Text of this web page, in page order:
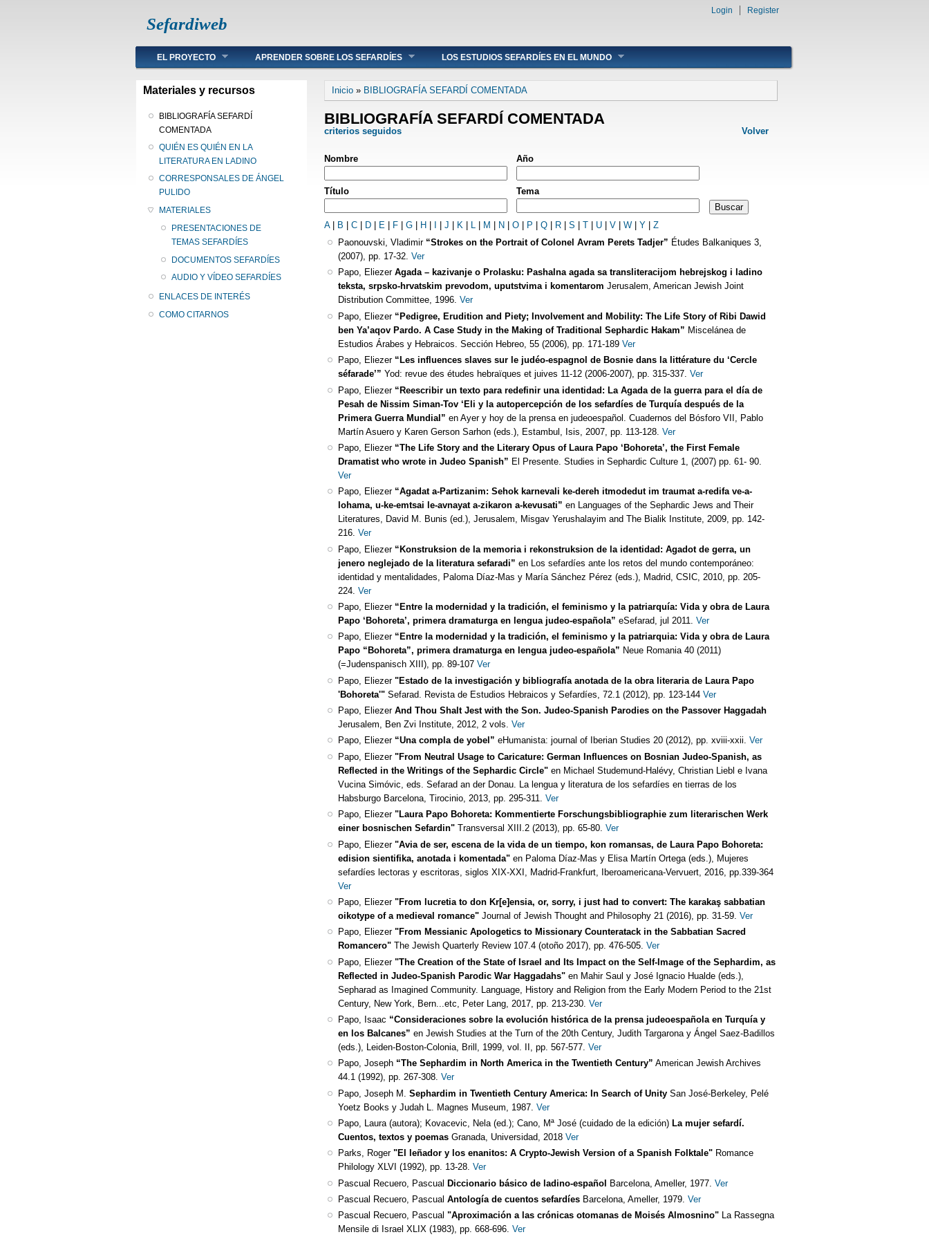
Sefardiweb
Login Register
Main menu
EL PROYECTO APRENDER SOBRE LOS SEFARDÍES LOS ESTUDIOS SEFARDÍES EN EL MUNDO
Materiales y recursos
BIBLIOGRAFÍA SEFARDÍ
COMENTADA
QUIÉN ES QUIÉN EN LA
LITERATURA EN LADINO
CORRESPONSALES DE ÁNGEL
PULIDO
MATERIALES
PRESENTACIONES DE
TEMAS SEFARDÍES
DOCUMENTOS SEFARDÍES
AUDIO Y VÍDEO SEFARDÍES
ENLACES DE INTERÉS
COMO CITARNOS
Se encuentra usted aquí
Inicio » BIBLIOGRAFÍA SEFARDÍ COMENTADA
BIBLIOGRAFÍA SEFARDÍ COMENTADA
criterios seguidos Volver
Nombre Año
Título Tema
A B C D E F G H J K L M N O P Q R S T U V W Y
Z
Paonouvski, Vladimir “Strokes on the Portrait of Colonel Avram Perets Tadjer” Études Balkaniques 3,
(2007), pp. 17-32. Ver
Papo, Eliezer Agada – kazivanje o Prolasku: Pashalna agada sa transliteracijom hebrejskog i ladino
teksta, srpsko-hrvatskim prevodom, uputstvima i komentarom Jerusalem, American Jewish Joint
Distribution Committee, 1996. Ver
Papo, Eliezer “Pedigree, Erudition and Piety; Involvement and Mobility: The Life Story of Ribi Dawid
ben Ya’aqov Pardo. A Case Study in the Making of Traditional Sephardic Hakam” Miscelánea de
Estudios Árabes y Hebraicos. Sección Hebreo, 55 (2006), pp. 171-189 Ver
Papo, Eliezer “Les influences slaves sur le judéo-espagnol de Bosnie dans la littérature du ‘Cercle
séfarade’” Yod: revue des études hebraïques et juives 11-12 (2006-2007), pp. 315-337. Ver
Papo, Eliezer “Reescribir un texto para redefinir una identidad: La Agada de la guerra para el día de
Pesah de Nissim Siman-Tov ‘Eli y la autopercepción de los sefardíes de Turquía después de la
Primera Guerra Mundial” en Ayer y hoy de la prensa en judeoespañol. Cuadernos del Bósforo VII, Pablo
Martín Asuero y Karen Gerson Sarhon (eds.), Estambul, Isis, 2007, pp. 113-128. Ver
Papo, Eliezer “The Life Story and the Literary Opus of Laura Papo ‘Bohoreta’, the First Female
Dramatist who wrote in Judeo Spanish” El Presente. Studies in Sephardic Culture 1, (2007) pp. 61- 90.
Ver
Papo, Eliezer “Agadat a-Partizanim: Sehok karnevali ke-dereh itmodedut im traumat a-redifa ve-a-
lohama, u-ke-emtsai le-avnayat a-zikaron a-kevusati” en Languages of the Sephardic Jews and Their
Literatures, David M. Bunis (ed.), Jerusalem, Misgav Yerushalayim and The Bialik Institute, 2009, pp. 142-
216. Ver
Papo, Eliezer “Konstruksion de la memoria i rekonstruksion de la identidad: Agadot de gerra, un
jenero neglejado de la literatura sefaradi” en Los sefardíes ante los retos del mundo contemporáneo:
identidad y mentalidades, Paloma Díaz-Mas y María Sánchez Pérez (eds.), Madrid, CSIC, 2010, pp. 205-
224. Ver
Papo, Eliezer “Entre la modernidad y la tradición, el feminismo y la patriarquía: Vida y obra de Laura
Papo ‘Bohoreta’, primera dramaturga en lengua judeo-española” eSefarad, jul 2011.Ver
Papo, Eliezer “Entre la modernidad y la tradición, el feminismo y la patriarquia: Vida y obra de Laura
Papo “Bohoreta”, primera dramaturga en lengua judeo-española” Neue Romania 40 (2011)
(=Judenspanisch XIII), pp. 89-107 Ver
Papo, Eliezer "Estado de la investigación y bibliografía anotada de la obra literaria de Laura Papo
'Bohoreta'" Sefarad. Revista de Estudios Hebraicos y Sefardíes, 72.1 (2012), pp. 123-144 Ver
Papo, Eliezer And Thou Shalt Jest with the Son. Judeo-Spanish Parodies on the Passover Haggadah
Jerusalem, Ben Zvi Institute, 2012, 2 vols. Ver
Papo, Eliezer “Una compla de yobel” eHumanista: journal of Iberian Studies 20 (2012), pp. xviii-xxii. Ver
Papo, Eliezer"From Neutral Usage to Caricature: German Influences on Bosnian Judeo-Spanish, as
Reflected in the Writings of the Sephardic Circle" en Michael Studemund-Halévy, Christian Liebl e Ivana
Vucina Simóvic, eds. Sefarad an der Donau. La lengua y literatura de los sefardíes en tierras de los
Habsburgo Barcelona, Tirocinio, 2013, pp. 295-311.
Ver
Papo, Eliezer"Laura Papo Bohoreta: Kommentierte Forschungsbibliographie zum literarischen Werk
einer bosnischen Sefardin" Transversal XIII.2 (2013), pp. 65-80. Ver
Papo, Eliezer "Avia de ser, escena de la vida de un tiempo, kon romansas, de Laura Papo Bohoreta:
edision sientifika, anotada i komentada" en Paloma Díaz-Mas y Elisa Martín Ortega (eds.), Mujeres
sefardíes lectoras y escritoras, siglos XIX-XXI, Madrid-Frankfurt, Iberoamericana-Vervuert, 2016, pp.339-364
Ver
Papo, Eliezer "From lucretia to don Kr[e]ensia, or, sorry, i just had to convert: The karakaş sabbatian
oikotype of a medieval romance" Journal of Jewish Thought and Philosophy 21 (2016), pp. 31-59. Ver
Papo, Eliezer "From Messianic Apologetics to Missionary Counteratack in the Sabbatian Sacred
Romancero" The Jewish Quarterly Review 107.4 (otoño 2017), pp. 476-505.Ver
Papo, Eliezer "The Creation of the State of Israel and Its Impact on the Self-Image of the Sephardim, as
Reflected in Judeo-Spanish Parodic War Haggadahs" en Mahir Saul y José Ignacio Hualde (eds.),
Sepharad as Imagined Community. Language, History and Religion from the Early Modern Period to the 21st
Century, New York, Bern...etc, Peter Lang, 2017, pp. 213-230. Ver
Papo, Isaac “Consideraciones sobre la evolución histórica de la prensa judeoespañola en Turquía y
en los Balcanes” en Jewish Studies at the Turn of the 20th Century, Judith Targarona y Ángel Saez-Badillos
(eds.), Leiden-Boston-Colonia, Brill, 1999, vol. II, pp. 567-577. Ver
Papo, Joseph “The Sephardim in North America in the Twentieth Century” American Jewish Archives
44.1 (1992), pp. 267-308.Ver
Papo, Joseph M.
Sephardim in Twentieth Century America: In Search of Unity San José-Berkeley, Pelé
Yoetz Books y Judah L. Magnes Museum, 1987. Ver
Papo, Laura (autora); Kovacevic, Nela (ed.); Cano, Mª José (cuidado de la edición) La mujer sefardí.
Cuentos, textos y poemas Granada, Universidad, 2018 Ver
Parks, Roger "El leñador y los enanitos: A Crypto-Jewish Version of a Spanish Folktale" Romance
Philology XLVI (1992), pp. 13-28. Ver
Pascual Recuero, Pascual Diccionario básico de ladino-español Barcelona, Ameller, 1977. Ver
Pascual Recuero, Pascual Antología de cuentos sefardíes Barcelona, Ameller, 1979. Ver
Pascual Recuero, Pascual "Aproximación a las crónicas otomanas de Moisés Almosnino" La Rassegna
Mensile di Israel XLIX (1983), pp. 668-696. Ver